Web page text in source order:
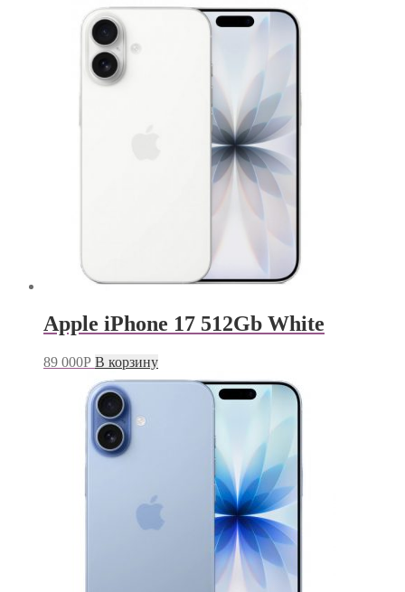
Apple iPhone 17 512Gb White
89 000Р В корзину